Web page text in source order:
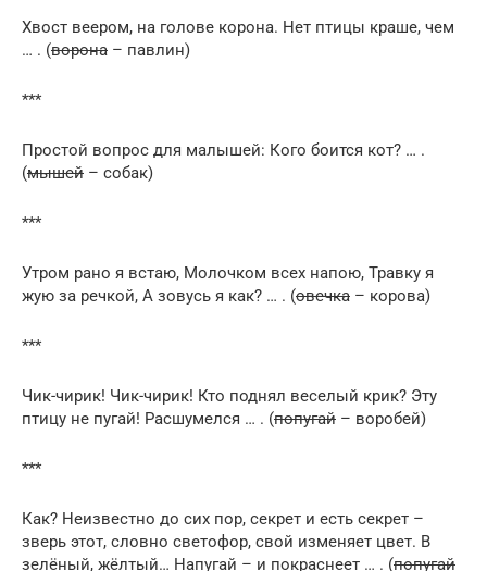
Хвост веером, на голове корона. Нет птицы краше, чем
… . (ворона – павлин)
***
Простой вопрос для малышей: Кого боится кот? … .
(мышей – собак)
***
Утром рано я встаю, Молочком всех напою, Травку я
жую за речкой, А зовусь я как? … . (овечка – корова)
***
Чик-чирик! Чик-чирик! Кто поднял веселый крик? Эту
птицу не пугай! Расшумелся … . (попугай – воробей)
***
Как? Неизвестно до сих пор, секрет и есть секрет –
зверь этот, словно светофор, свой изменяет цвет. В
зелёный, жёлтый… Напугай – и покраснеет … . (попугай